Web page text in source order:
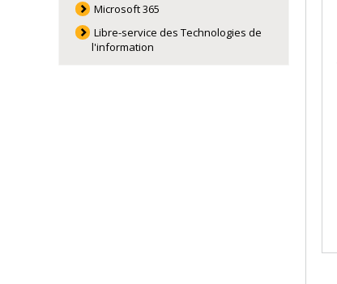
Microsoft 365
Libre-service des Technologies de
l'information